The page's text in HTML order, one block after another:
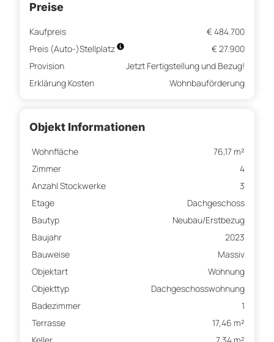
Preise
Kaufpreis
€ 484.700
Preis (Auto-)Stellplatz
€ 27.900
Provision
Jetzt Fertigstellung und Bezug!
Erklärung Kosten
Wohnbauförderung
Objekt Informationen
Wohnfläche
76,17 m²
Zimmer
4
Anzahl Stockwerke
3
Etage
Dachgeschoss
Bautyp
Neubau/Erstbezug
Baujahr
2023
Bauweise
Massiv
Objektart
Wohnung
Objekttyp
Dachgeschosswohnung
Badezimmer
1
Terrasse
17,46 m²